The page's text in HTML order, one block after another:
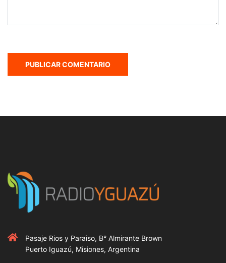
Pasaje Rios y Paraiso, B° Almirante Brown
Puerto Iguazú, Misiones, Argentina